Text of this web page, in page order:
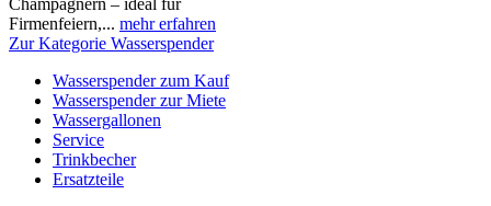
Champagnern – ideal für
Firmenfeiern,... mehr erfahren
Zur Kategorie Wasserspender
Wasserspender zum Kauf
Wasserspender zur Miete
Wassergallonen
Service
Trinkbecher
Ersatzteile